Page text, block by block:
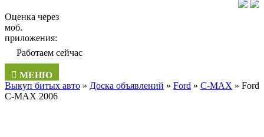
Оценка через
моб.
приложения:
Работаем сейчас
МЕНЮ
Выкуп битых авто » Доска объявлений » Ford » C-MAX » Ford
C-MAX 2006